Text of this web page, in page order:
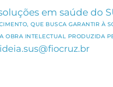
em saúde do
QUE BUSCA GARANTIR À
OBRA INTELECTUAL PRODUZIDA